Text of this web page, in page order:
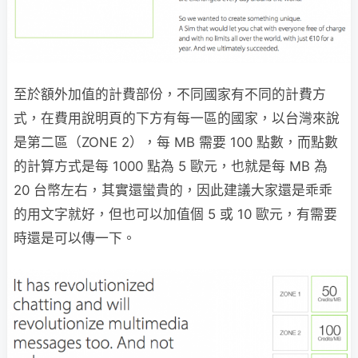
至於額外加值的計費部份，不同國家有不同的計費方
式，在費用說明頁的下方有每一區的國家，以台灣來說
是第二區（ZONE 2），每 MB 需要 100 點數，而點數
的計算方式是每 1000 點為 5 歐元，也就是每 MB 為
20 台幣左右，其實還蠻貴的，因此建議大家還是乖乖
的用文字就好，但也可以加值個 5 或 10 歐元，有需要
時還是可以傳一下。